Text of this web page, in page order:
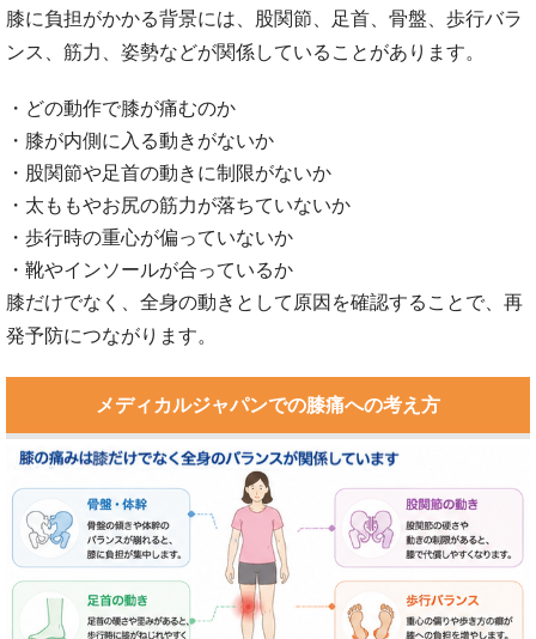
膝に負担がかかる背景には、股関節、足首、骨盤、歩行バラ
ンス、筋力、姿勢などが関係していることがあります。
・どの動作で膝が痛むのか
・膝が内側に入る動きがないか
・股関節や足首の動きに制限がないか
・太ももやお尻の筋力が落ちていないか
・歩行時の重心が偏っていないか
・靴やインソールが合っているか
膝だけでなく、全身の動きとして原因を確認することで、再
発予防につながります。
メディカルジャパンでの膝痛への考え方